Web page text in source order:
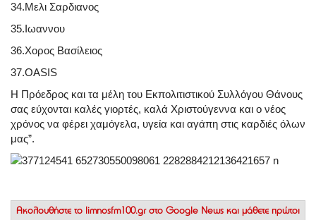
34.Μελι Σαρδιανος
35.Ιωαννου
36.Χορος Βασίλειος
37.OASIS
Η Πρόεδρος και τα μέλη του Εκπολιτιστικού Συλλόγου Θάνους
σας εύχονται καλές γιορτές, καλά Χριστούγεννα και ο νέος
χρόνος να φέρει χαμόγελα, υγεία και αγάπη στις καρδιές όλων
μας”.
Ακολουθήστε το limnosfm100.gr στο Google News και μάθετε πρώτοι